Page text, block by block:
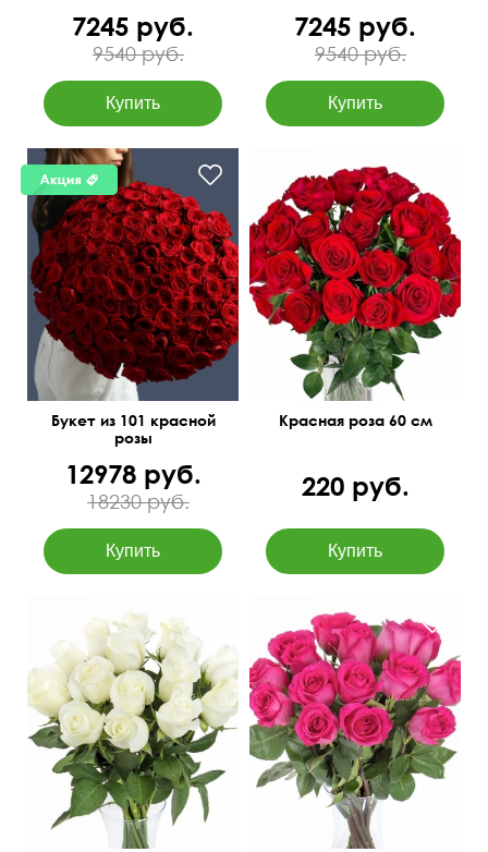
7245 руб.
9540 руб.
7245 руб.
9540 руб.
50 см 70 см
Букет из 101 красной
розы
12978 руб.
18230 руб.
Красная роза 60 см
220 руб.